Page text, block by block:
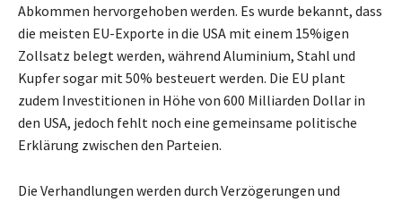
Abkommen hervorgehoben werden. Es wurde bekannt, dass
die meisten EU-Exporte in die USA mit einem 15%igen
Zollsatz belegt werden, während Aluminium, Stahl und
Kupfer sogar mit 50% besteuert werden. Die EU plant
zudem Investitionen in Höhe von 600 Milliarden Dollar in
den USA, jedoch fehlt noch eine gemeinsame politische
Erklärung zwischen den Parteien.
Die Verhandlungen werden durch Verzögerungen und